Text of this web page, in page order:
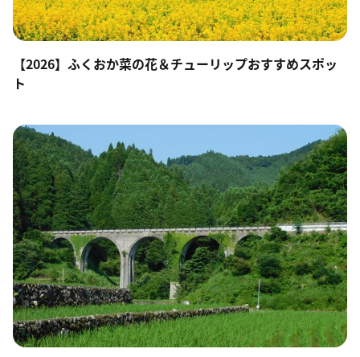
【2026】ふくおか菜の花＆チューリップおすすめスポッ
ト